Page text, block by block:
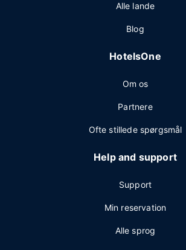
Alle lande
Blog
HotelsOne
Om os
Partnere
Ofte stillede spørgsmål
Help and support
Support
Min reservation
Alle sprog